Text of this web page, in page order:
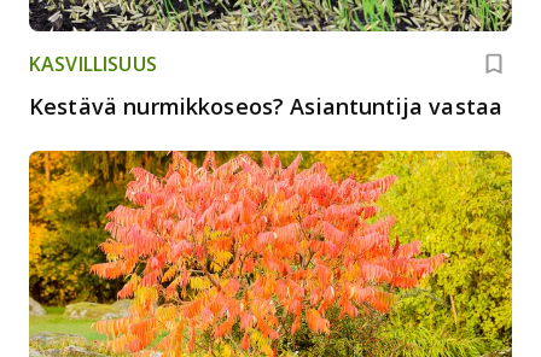
KASVILLISUUS
Kestävä nurmikkoseos? Asiantuntija vastaa